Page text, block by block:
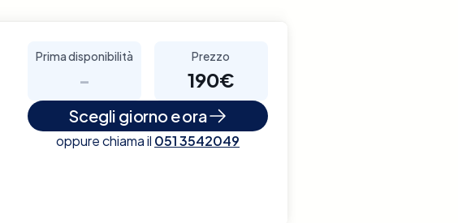
Prima disponibilità
-
Prezzo
190€
Scegli giorno e ora
oppure chiama il 051 3542049